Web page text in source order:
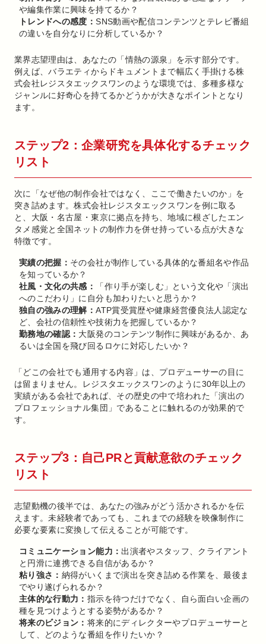
や編集作業に興味を持てるか？
トレンドへの感度：SNS動画や配信コンテンツとテレビ番組
の違いを自分なりに分析しているか？
業界志望理由は、あなたの「情熱の源泉」を示す部分です。
例えば、バラエティからドキュメントまで幅広く手掛ける株
式会社レジスタエックスワンのような環境では、多種多様な
ジャンルに好奇心を持てるかどうかが大きなポイントとなり
ます。
ステップ2：企業研究を具体化するチェック
リスト
次に「なぜ他の制作会社ではなく、ここで働きたいのか」を
突き詰めます。株式会社レジスタエックスワンを例に取る
と、大阪・名古屋・東京に拠点を持ち、地域に根ざしたエン
タメ感覚と全国ネットの制作力を併せ持っている点が大きな
特徴です。
実績の把握： その会社が制作している具体的な番組名や作品
を知っているか？
社風・文化の共感：
「作り手が楽しむ」という文化や「演出
へのこだわり」に自分も加わりたいと思うか？
独自の強みの理解：ATP賞受賞歴や健康経営優良法人認定な
ど、会社の信頼性や技術力を把握しているか？
勤務地の確認： 大阪発のコンテンツ制作に興味があるか、あ
るいは全国を飛び回るロケに対応したいか？
「どこの会社でも通用する内容」は、プロデューサーの目に
は留まりません。レジスタエックスワンのように30年以上の
実績がある会社であれば、その歴史の中で培われた「演出の
プロフェッショナル集団」であることに触れるのが効果的で
す。
ステップ3：自己PRと貢献意欲のチェック
リスト
志望動機の後半では、あなたの強みがどう活かされるかを伝
えます。未経験者であっても、これまでの経験を映像制作に
必要な要素に変換して伝えることが可能です。
コミュニケーション能力： 出演者やスタッフ、クライアント
と円滑に連携できる自信があるか？
粘り強さ： 納得がいくまで演出を突き詰める作業を、最後ま
でやり遂げられるか？
主体的な行動力： 指示を待つだけでなく、自ら面白い企画の
種を見つけようとする姿勢があるか？
将来のビジョン： 将来的にディレクターやプロデューサーと
して、どのような番組を作りたいか？